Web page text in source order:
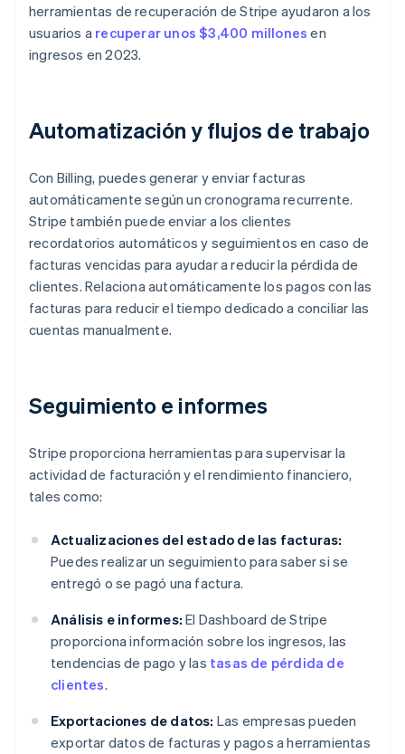
herramientas de recuperación de Stripe ayudaron a los
usuarios a recuperar unos $3,400 millones en
ingresos en 2023.
Automatización y flujos de trabajo
Con Billing, puedes generar y enviar facturas
automáticamente según un cronograma recurrente.
Stripe también puede enviar a los clientes
recordatorios automáticos y seguimientos en caso de
facturas vencidas para ayudar a reducir la pérdida de
clientes. Relaciona automáticamente los pagos con las
facturas para reducir el tiempo dedicado a conciliar las
cuentas manualmente.
Seguimiento e informes
Stripe proporciona herramientas para supervisar la
actividad de facturación y el rendimiento financiero,
tales como:
Actualizaciones del estado de las facturas:
Puedes realizar un seguimiento para saber si se
entregó o se pagó una factura.
Análisis e informes: El Dashboard de Stripe
proporciona información sobre los ingresos, las
tendencias de pago y las tasas de pérdida de
clientes.
Exportaciones de datos: Las empresas pueden
exportar datos de facturas y pagos a herramientas